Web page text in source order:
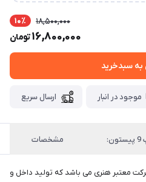
18,500,000 10٪
16,800,000تومان
به سبدخرید
موجود در انبار ارسال سریع
مشخصات
معتبر هنری می باشد که تولید داخل و